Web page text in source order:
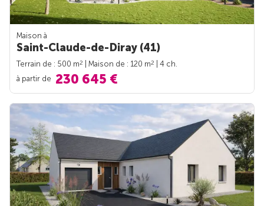
Maison à
Saint-Claude-de-Diray (41)
Terrain de : 500 m2 | Maison de : 120 m2
| 4 ch.
à partir de 230 645 €